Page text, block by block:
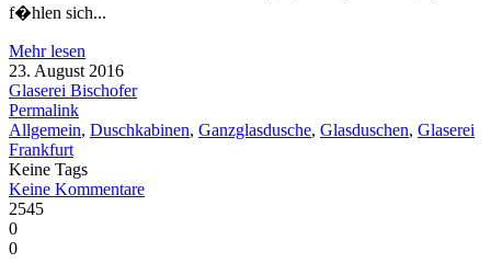
f�hlen sich...
Mehr lesen
23. August 2016
Glaserei Bischofer
Permalink
Allgemein, Duschkabinen, Ganzglasdusche, Glasduschen, Glaserei
Frankfurt
Keine Tags
Keine Kommentare
2545
0
0